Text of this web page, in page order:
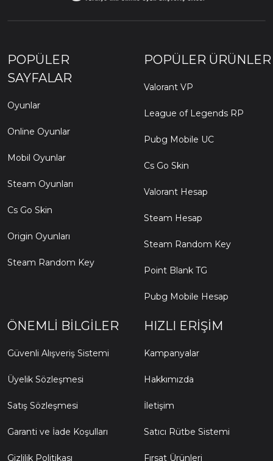
POPÜLER
SAYFALAR
Oyunlar
Online Oyunlar
Mobil Oyunlar
Steam Oyunları
Cs Go Skin
Origin Oyunları
Steam Random Key
POPÜLER ÜRÜNLER
Valorant VP
League of Legends RP
Pubg Mobile UC
Cs Go Skin
Valorant Hesap
Steam Hesap
Steam Random Key
Point Blank TG
Pubg Mobile Hesap
ÖNEMLI BILGILER
Güvenli Alışveriş Sistemi
Üyelik Sözleşmesi
Satış Sözleşmesi
Garanti ve İade Koşulları
Gizlilik Politikası
HIZLI ERIŞIM
Kampanyalar
Hakkımızda
İletişim
Satıcı Rütbe Sistemi
Fırsat Ürünleri